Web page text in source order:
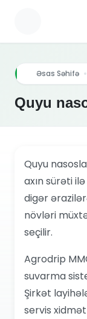
Əsas Səhifə
Quyu
Quyu
axın sürəti
digər
növləri
seçilir.
Agrodrip
suvarma
Şirkət
servis